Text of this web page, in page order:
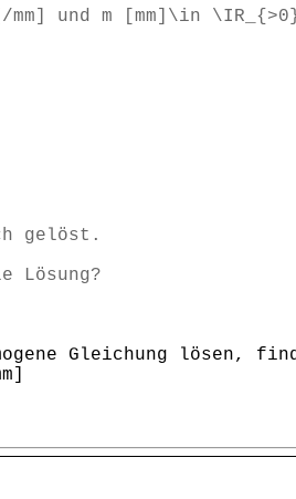
und m [mm]\in
gelöst.
Lösung?
Gleichung lösen,